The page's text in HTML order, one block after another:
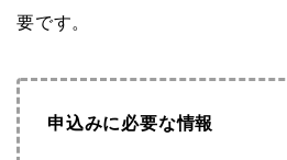
要です。
申込みに必要な情報